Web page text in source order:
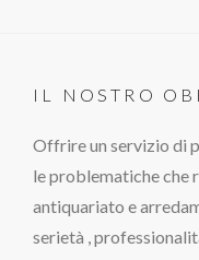
IL NOSTRO
Offrire un servizio di
le problematiche che
antiquariato e
serietà ,